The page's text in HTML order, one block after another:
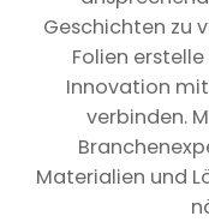
Geschichten zu
Folien
Innovation
verbinden.
Materialien und